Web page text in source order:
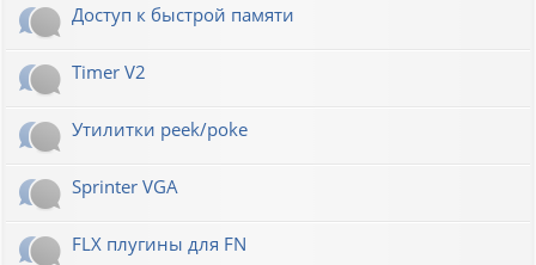
Доступ к быстрой памяти
Timer V2
Утилитки peek/poke
Sprinter VGA
FLX плугины для FN